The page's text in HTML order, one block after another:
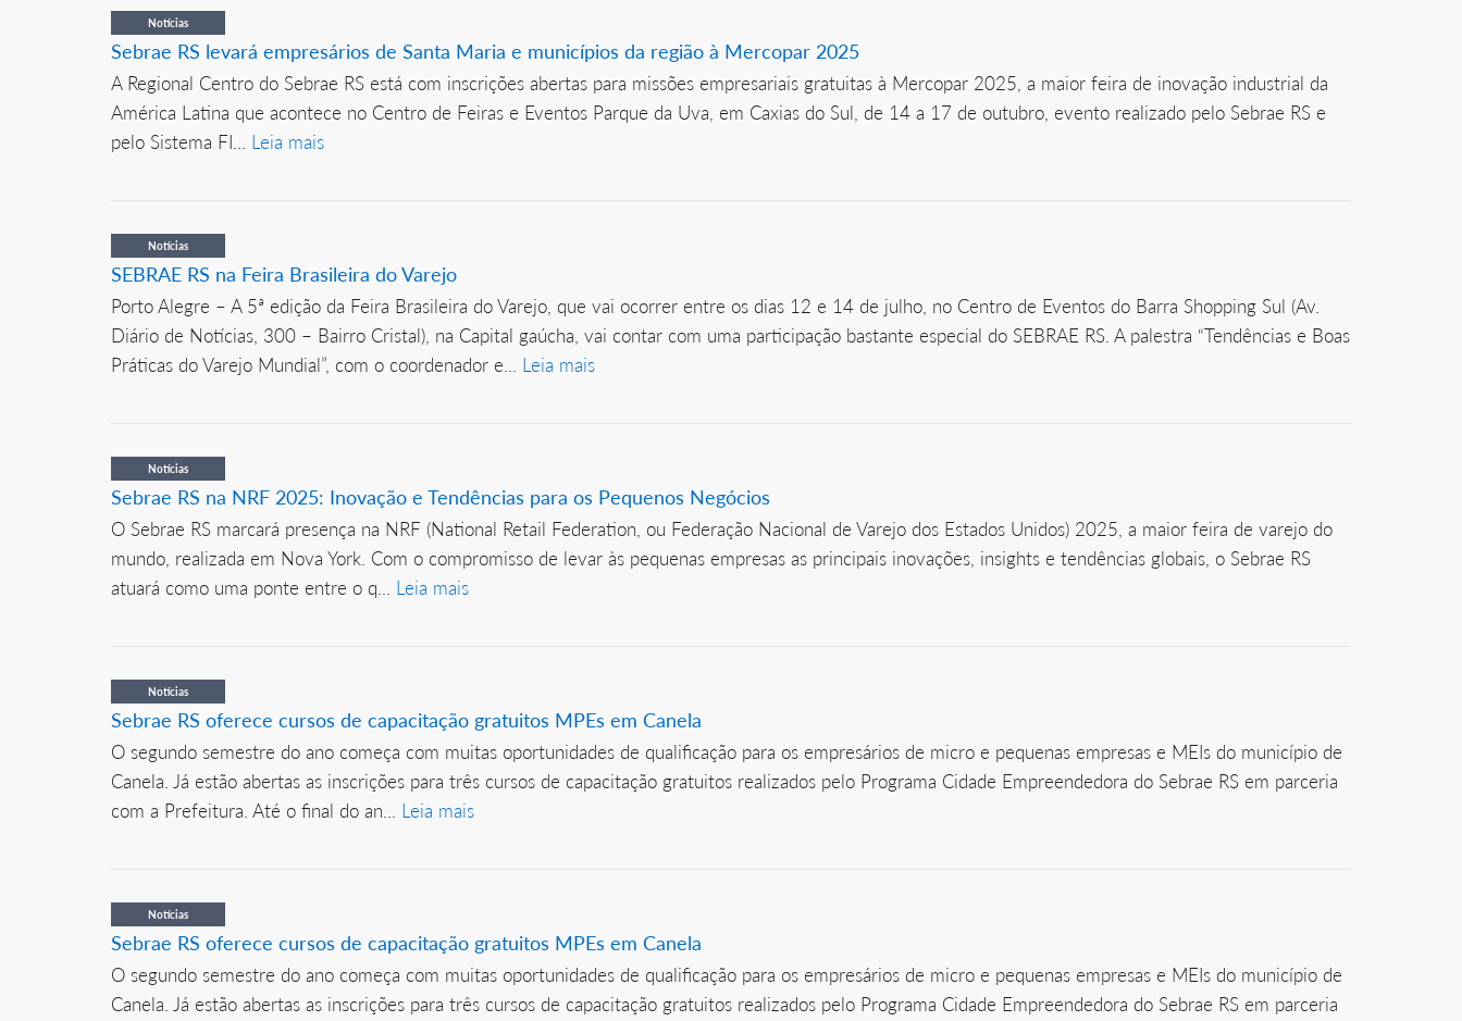
Notícias
Sebrae RS levará empresários de Santa Maria e municípios da região à Mercopar 2025
A Regional Centro do Sebrae RS está com inscrições abertas para missões empresariais gratuitas à Mercopar 2025, a maior feira de inovação industrial da
América Latina que acontece no Centro de Feiras e Eventos Parque da Uva, em Caxias do Sul, de 14 a 17 de outubro, evento realizado pelo Sebrae RS e
pelo Sistema FI... Leia mais
Notícias
SEBRAE RS na Feira Brasileira do Varejo
Porto Alegre – A 5ª edição da Feira Brasileira do Varejo, que vai ocorrer entre os dias 12 e 14 de julho, no Centro de Eventos do Barra Shopping Sul (Av.
Diário de Notícias, 300 – Bairro Cristal), na Capital gaúcha, vai contar com uma participação bastante especial do SEBRAE RS. A palestra “Tendências e Boas
Práticas do Varejo Mundial”, com o coordenador e... Leia mais
Notícias
Sebrae RS na NRF 2025: Inovação e Tendências para os Pequenos Negócios
O Sebrae RS marcará presença na NRF (National Retail Federation, ou Federação Nacional de Varejo dos Estados Unidos) 2025, a maior feira de varejo do
mundo, realizada em Nova York. Com o compromisso de levar às pequenas empresas as principais inovações, insights e tendências globais, o Sebrae RS
atuará como uma ponte entre o q... Leia mais
Notícias
Sebrae RS oferece cursos de capacitação gratuitos MPEs em Canela
O segundo semestre do ano começa com muitas oportunidades de qualificação para os empresários de micro e pequenas empresas e MEIs do município de
Canela. Já estão abertas as inscrições para três cursos de capacitação gratuitos realizados pelo Programa Cidade Empreendedora do Sebrae RS em parceria
com a Prefeitura. Até o final do an... Leia mais
Notícias
Sebrae RS oferece cursos de capacitação gratuitos MPEs em Canela
O segundo semestre do ano começa com muitas oportunidades de qualificação para os empresários de micro e pequenas empresas e MEIs do município de
Canela. Já estão abertas as inscrições para três cursos de capacitação gratuitos realizados pelo Programa Cidade Empreendedora do Sebrae RS em parceria